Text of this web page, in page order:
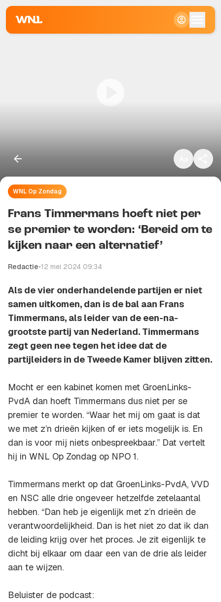
WNL Op Zondag
Frans Timmermans hoeft niet per
se premier te worden: ‘Bereid om te
kijken naar een alternatief’
Redactie•12 mei 2024 09:34
Als de vier onderhandelende partijen er niet
samen uitkomen, dan is de bal aan Frans
Timmermans, als leider van de een-na-
grootste partij van Nederland. Timmermans
zegt geen nee tegen het idee dat de
partijleiders in de Tweede Kamer blijven zitten.
Mocht er een kabinet komen met GroenLinks-
PvdA dan hoeft Timmermans dus niet per se
premier te worden. “Waar het mij om gaat is dat
we met z’n drieën kijken of er iets mogelijk is. En
dan is voor mij niets onbespreekbaar.” Dat vertelt
hij in WNL Op Zondag op NPO 1.
Timmermans merkt op dat GroenLinks-PvdA, VVD
en NSC alle drie ongeveer hetzelfde zetelaantal
hebben. “Dan heb je eigenlijk met z’n drieën de
verantwoordelijkheid. Dan is het niet zo dat ik dan
de leiding krijg over het proces. Je zit eigenlijk te
dicht bij elkaar om daar een van de drie als leider
aan te wijzen.
Beluister de podcast: